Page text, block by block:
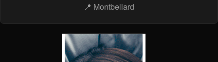
📍 Montbeliard